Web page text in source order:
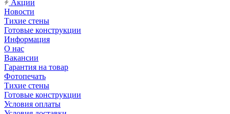
Акции
Новости
Тихие стены
Готовые конструкции
Информация
О нас
Вакансии
Гарантия на товар
Фотопечать
Тихие стены
Готовые конструкции
Условия оплаты